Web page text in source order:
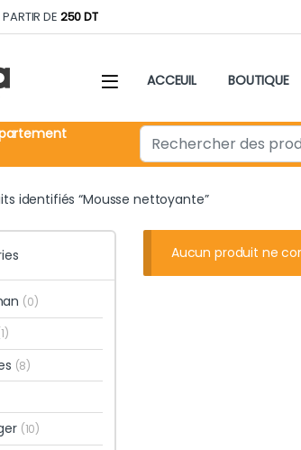
DE 250 DT
ACCEUIL BOUTIQUE
Search for:
identifiés “Mousse nettoyante”
Aucun produit ne
(0)
(8)
(10)